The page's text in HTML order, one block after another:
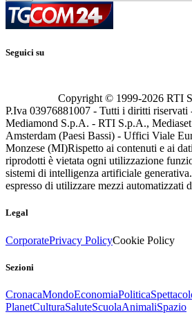
Seguici su
Copyright © 1999-2026 RTI
P.Iva 03976881007 - Tutti i diritti riservati
Mediamond S.p.A. - RTI S.p.A.,
Amsterdam (Paesi Bassi) - Uffici Viale
Monzese (MI)Rispetto ai contenuti e ai
riprodotti è vietata ogni utilizzazione
sistemi di intelligenza artificiale
espresso di utilizzare mezzi automatizzati
Legal
CorporatePrivacy PolicyCookie Policy
Sezioni
CronacaMondoEconomiaPolitica
PlanetCulturaSaluteScuolaAnimaliSpazio